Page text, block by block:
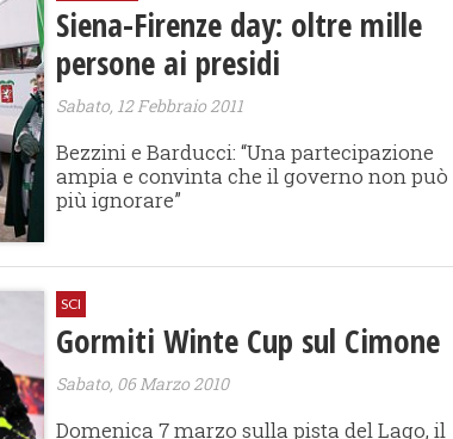
Siena-Firenze day: oltre mille
persone ai presidi
Sabato, 12 Febbraio 2011
Bezzini e Barducci: “Una partecipazione
ampia e convinta che il governo non può
più ignorare”
SCI
Gormiti Winte Cup sul Cimone
Sabato, 06 Marzo 2010
Domenica 7 marzo sulla pista del Lago, il